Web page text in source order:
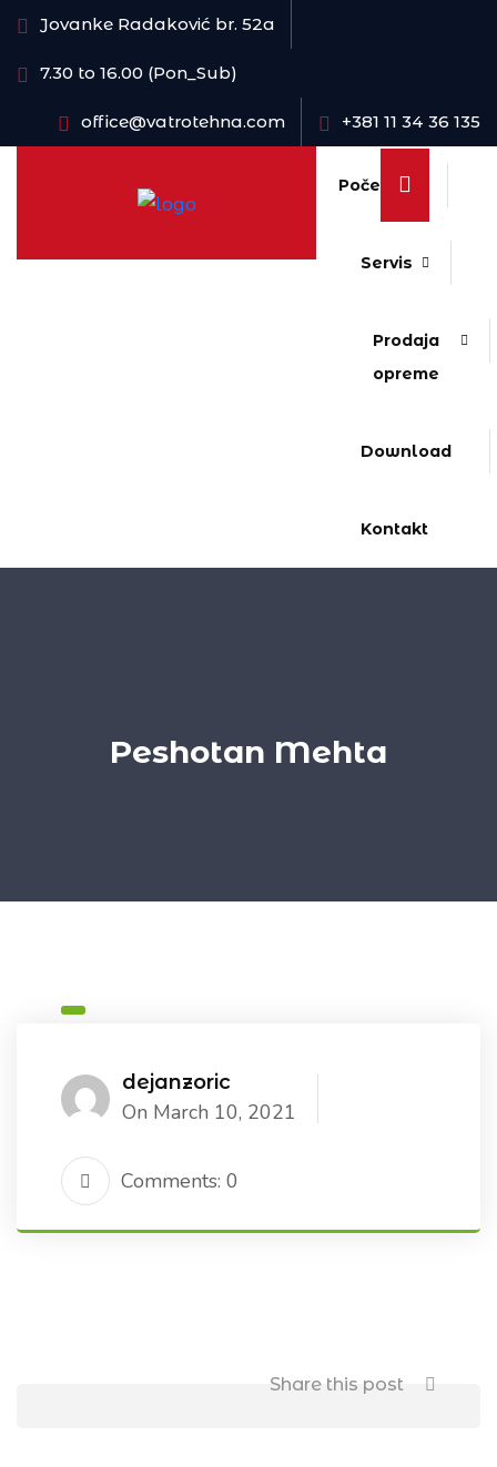
Jovanke Radaković br. 52a
7.30 to 16.00 (Pon_Sub)
office@vatrotehna.com +381 11 34 36 135
Početna
Servis
Prodaja
opreme
Download
Kontakt
Peshotan Mehta
dejanzoric
On March 10, 2021
Comments: 0
Share this post